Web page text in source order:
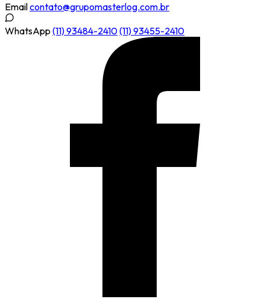
Emailcontato@grupomasterlog.com.br
WhatsApp (11) 93484-2410(11) 93455-2410